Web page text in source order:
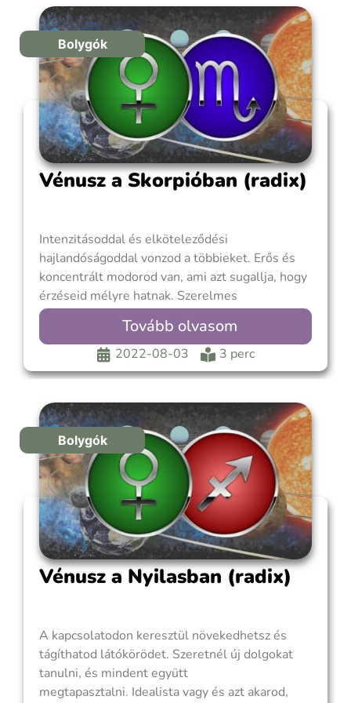
Bolygók
Vénusz a Skorpióban (radix)
Intenzitásoddal és elköteleződési
hajlandóságoddal vonzod a többieket. Erős és
koncentrált modorod van, ami azt sugallja, hogy
érzéseid mélyre hatnak. Szerelmes
cselekedeteid mély elkötelezettséget és
szexuális élvezetet ígérnek. A vonzerőd a
másikra való összpontosításban rejlik. Nagyon
hűséges vagy ahhoz, akit szeretsz. Birtoklod a
Elképesztően tudsz koncentrálni a partneredre.
Ez
Tovább olvasom
2022-08-03 3 perc
Bolygók
Vénusz a Nyilasban (radix)
A kapcsolatodon keresztül növekedhetsz és
tágíthatod látókörödet. Szeretnél új dolgokat
tanulni, és mindent együtt
megtapasztalni. Idealista vagy és azt akarod,